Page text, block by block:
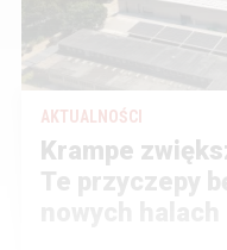
AKTUALNOŚCI
Krampe
Te przyczepy